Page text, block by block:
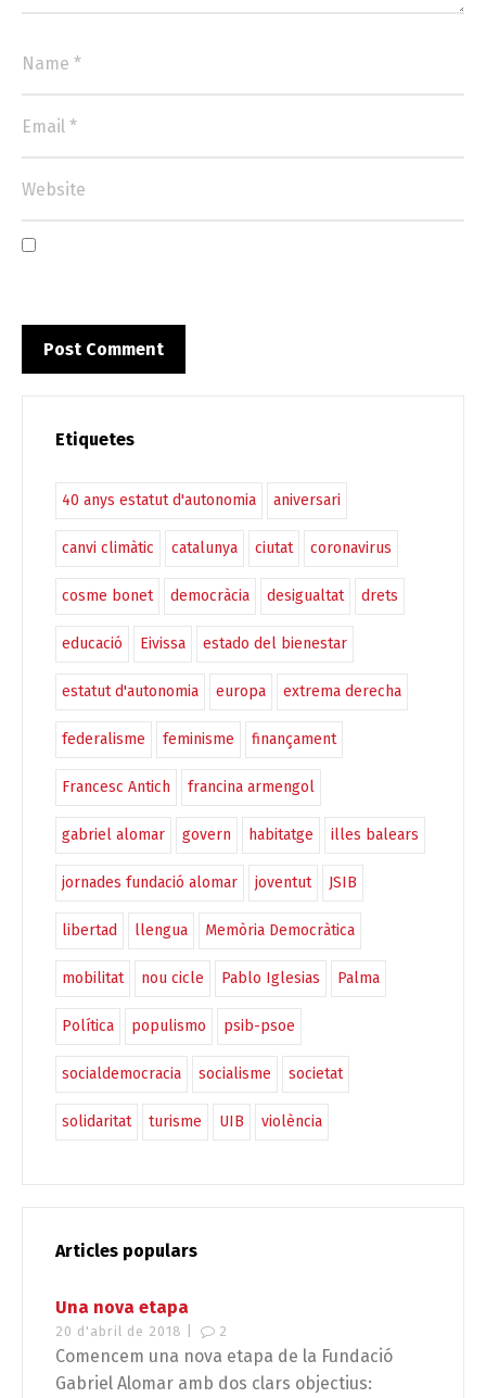
Etiquetes
40 anys estatut d'autonomia aniversari
canvi climàtic catalunya ciutat coronavirus
cosme bonet democràcia desigualtat drets
educació Eivissa estado del bienestar
estatut d'autonomia europa extrema derecha
federalisme feminisme finançament
Francesc Antich francina armengol
gabriel alomar govern habitatge illes balears
jornades fundació alomar joventut JSIB
libertad llengua Memòria Democràtica
mobilitat nou cicle Pablo Iglesias Palma
Política populismo psib-psoe
socialdemocracia socialisme societat
solidaritat turisme UIB violència
Articles populars
Una nova etapa
20 d'abril de 2018 | 2
Comencem una nova etapa de la Fundació
Gabriel Alomar amb dos clars objectius: